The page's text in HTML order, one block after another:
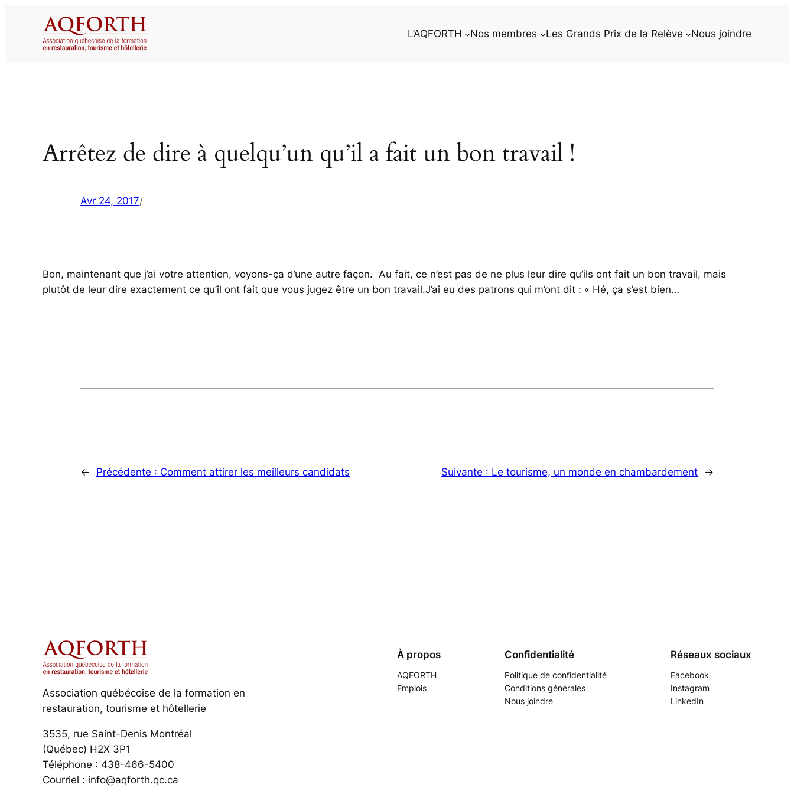
L’AQFORTH Nos membres Les Grands Prix de la Relève Nous joindre
Arrêtez de dire à quelqu’un qu’il a fait un bon travail !
Avr 24, 2017/
Bon, maintenant que j’ai votre attention, voyons-ça d’une autre façon. Au fait, ce n’est pas de ne plus leur dire qu’ils ont fait un bon travail, mais
plutôt de leur dire exactement ce qu’il ont fait que vous jugez être un bon travail.J’ai eu des patrons qui m’ont dit : « Hé, ça s’est bien…
← Précédente : Comment attirer les meilleurs candidats Suivante : Le tourisme, un monde en chambardement →
Association québécoise de la formation en
restauration, tourisme et hôtellerie
3535, rue Saint-Denis Montréal
(Québec) H2X 3P1
Téléphone : 438-466-5400
Courriel : info@aqforth.qc.ca
À propos
AQFORTH
Emplois
Confidentialité
Politique de confidentialité
Conditions générales
Nous joindre
Réseaux sociaux
Facebook
Instagram
LinkedIn